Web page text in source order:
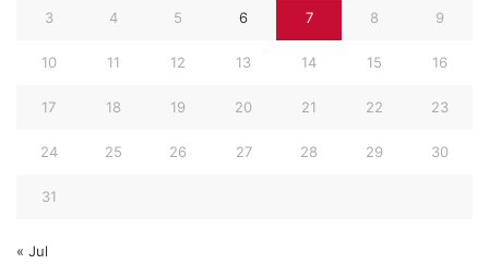
3 4 5 6 7 8 9
10 11 12 13 14 15 16
17 18 19 20 21 22 23
24 25 26 27 28 29 30
31
« Jul